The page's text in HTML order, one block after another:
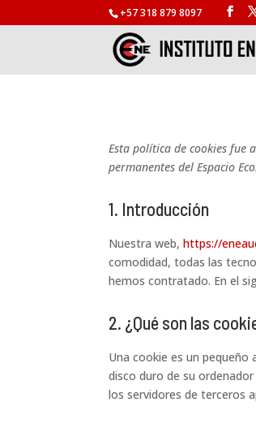
+57 318 879 8097
Esta política de cookies fue
permanentes del Espacio
1. Introducción
Nuestra web,https://
comodidad, todas las
hemos contratado. En el
2. ¿Qué son las
Una cookie es un pequeño
disco duro de su
los servidores de terceros